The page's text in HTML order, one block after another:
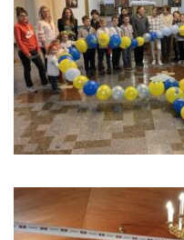
Парохії Полтавської
Пресвятої
Всіх Святих
Свято-
Архистратига
Введення у храм
Вознесіння ГНІХ